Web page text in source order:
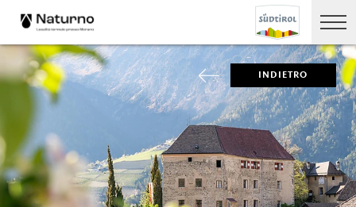
INDIETRO